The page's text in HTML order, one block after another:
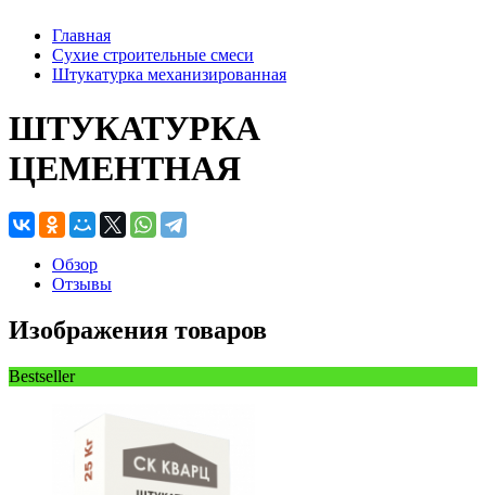
Главная
Сухие строительные смеси
Штукатурка механизированная
ШТУКАТУРКА
ЦЕМЕНТНАЯ
Обзор
Отзывы
Изображения товаров
Bestseller